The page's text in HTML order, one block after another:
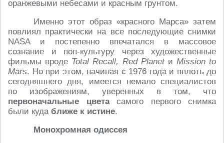
оранжевыми небесами и красным грунтом.
Именно этот образ «красного Марса» затем
повлиял практически на все последующие снимки
NASA и постепенно впечатался в массовое
сознание и поп-культуру через художественные
фильмы вроде Total Recall, Red Planetи Mission to
Mars. Но при этом, начиная с 1976 года и вплоть до
сегодняшнего дня, имеется немало специалистов
по изображениям, уверенных в том, что
первоначальные цветасамого первого снимка
были куда ближе к истине.
Монохромная одиссея